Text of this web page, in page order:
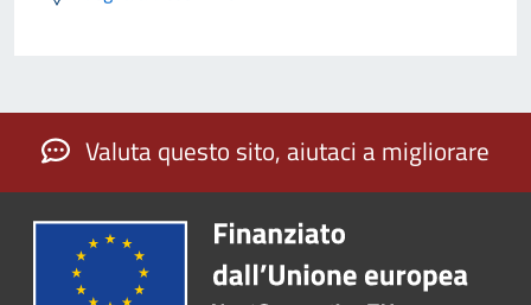
Valuta questo sito, aiutaci a migliorare